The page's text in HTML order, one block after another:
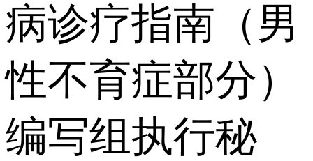
病诊疗指南（男
性不育症部分）
编写组执行秘